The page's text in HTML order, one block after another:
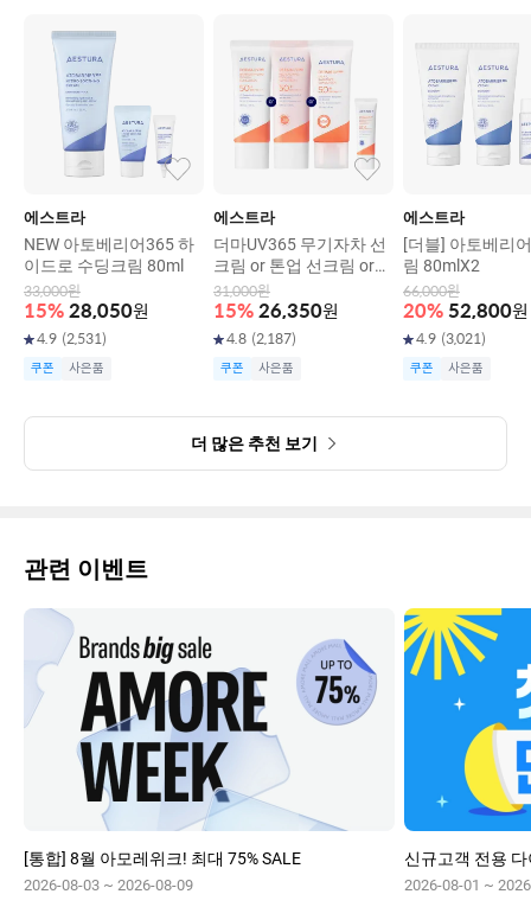
에스트라
NEW 아토베리어365 하
이드로 수딩크림 80ml
33,000원
15% 28,050원
4.9 (2,531)
쿠폰 사은품
에스트라
더마UV365 무기자차 선
크림 or 톤업 선크림 or
비타C광채 수분 선크림 S
PF 50+/ PA++++(택1) 4
0ml
31,000원
15% 26,350원
4.8 (2,187)
쿠폰 사은품
에스트라
[더블] 아토베리
림 80mlX2
66,000원
20% 52,800원
4.9 (3,021)
쿠폰 사은품
더 많은 추천 보기
관련 이벤트
[통합] 8월 아모레위크! 최대 75% SALE
2026-08-03 ~ 2026-08-09 2026-08-01 ~